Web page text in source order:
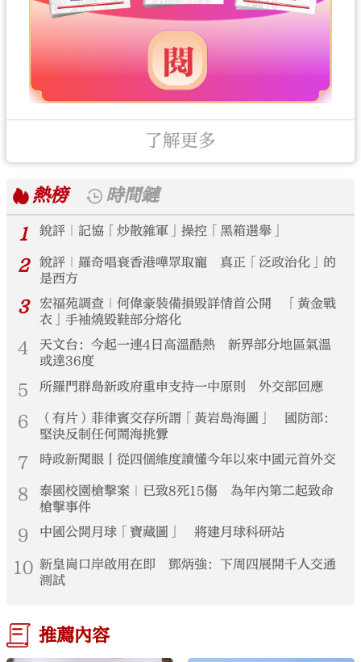
了解更多
熱榜
時間鏈
1
銳評｜記協「炒散雜軍」操控「黑箱選舉」
2
銳評｜羅奇唱衰香港嘩眾取寵 真正「泛政治化」的
是西方
3
宏福苑調查｜何偉豪裝備損毀詳情首公開 「黃金戰
衣」手袖燒毀鞋部分熔化
4
天文台：今起一連4日高溫酷熱 新界部分地區氣溫
或達36度
5 所羅門群島新政府重申支持一中原則 外交部回應
6
（有片）菲律賓交存所謂「黃岩島海圖」 國防部：
堅決反制任何鬧海挑釁
7 時政新聞眼丨從四個維度讀懂今年以來中國元首外交
8
泰國校園槍擊案｜已致8死15傷 為年內第二起致命
槍擊事件
9 中國公開月球「寶藏圖」 將建月球科研站
10 新皇崗口岸啟用在即 鄧炳強：下周四展開千人交通
測試
推薦內容